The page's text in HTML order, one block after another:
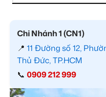
Chi Nhánh 1 (CN1)
📍 11 Đường số 12,
Thủ Đức, TP.HCM
📞 0909 212 999